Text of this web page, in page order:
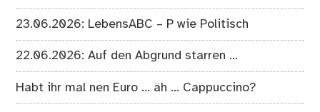
23.06.2026: LebensABC – P wie Politisch
22.06.2026: Auf den Abgrund starren …
Habt ihr mal nen Euro … äh … Cappuccino?